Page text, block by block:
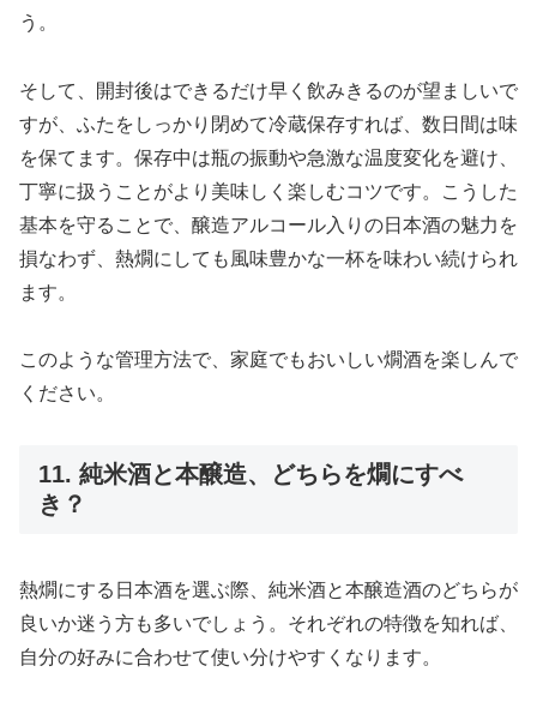
う。
そして、開封後はできるだけ早く飲みきるのが望ましいで
すが、ふたをしっかり閉めて冷蔵保存すれば、数日間は味
を保てます。保存中は瓶の振動や急激な温度変化を避け、
丁寧に扱うことがより美味しく楽しむコツです。こうした
基本を守ることで、醸造アルコール入りの日本酒の魅力を
損なわず、熱燗にしても風味豊かな一杯を味わい続けられ
ます。
このような管理方法で、家庭でもおいしい燗酒を楽しんで
ください。
11. 純米酒と本醸造、どちらを燗にすべ
き？
熱燗にする日本酒を選ぶ際、純米酒と本醸造酒のどちらが
良いか迷う方も多いでしょう。それぞれの特徴を知れば、
自分の好みに合わせて使い分けやすくなります。